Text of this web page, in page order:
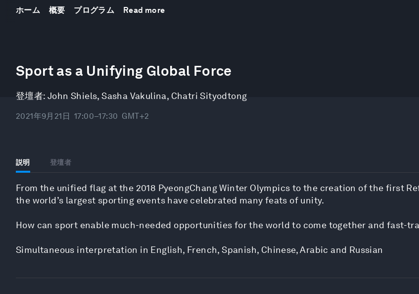
ホーム 概要 プログラム Read more
Sport as a Unifying Global Force
登壇者: John Shiels,Sasha Vakulina, Chatri Sityodtong
2021年9月21日 17:00–17:30 GMT+2
説明 登壇者
From the unified flag at the 2018 PyeongChang Winter Olympics to the creation of the first
the world’s largest sporting events have celebrated many feats of unity.
How can sport enable much-needed opportunities for the world to come together and fast-
Simultaneous interpretation in English, French, Spanish, Chinese, Arabic and Russian
of
23
seconds